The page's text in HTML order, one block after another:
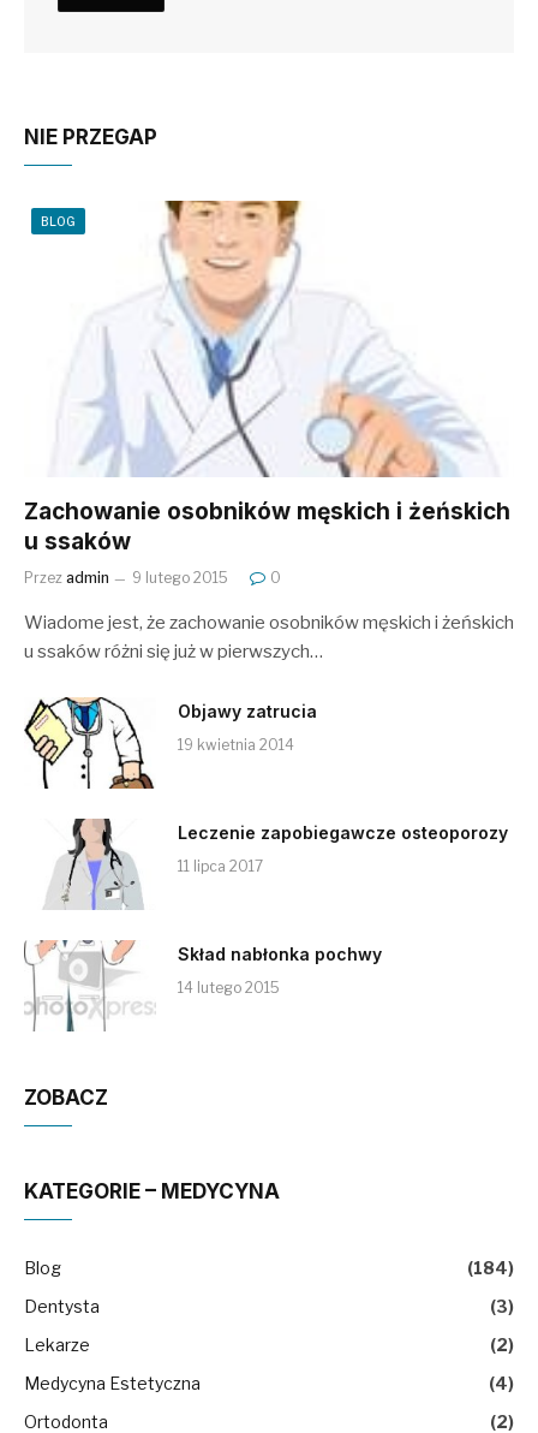
NIE PRZEGAP
BLOG
Zachowanie osobników męskich i żeńskich
u ssaków
Przez admin 9 lutego 2015 0
Wiadome jest, że zachowanie osobników męskich i żeńskich
u ssaków różni się już w pierwszych…
Objawy zatrucia
19 kwietnia 2014
Leczenie zapobiegawcze osteoporozy
11 lipca 2017
Skład nabłonka pochwy
14 lutego 2015
ZOBACZ
KATEGORIE – MEDYCYNA
Blog
(184)
Dentysta
(3)
Lekarze
(2)
Medycyna Estetyczna
(4)
Ortodonta
(2)